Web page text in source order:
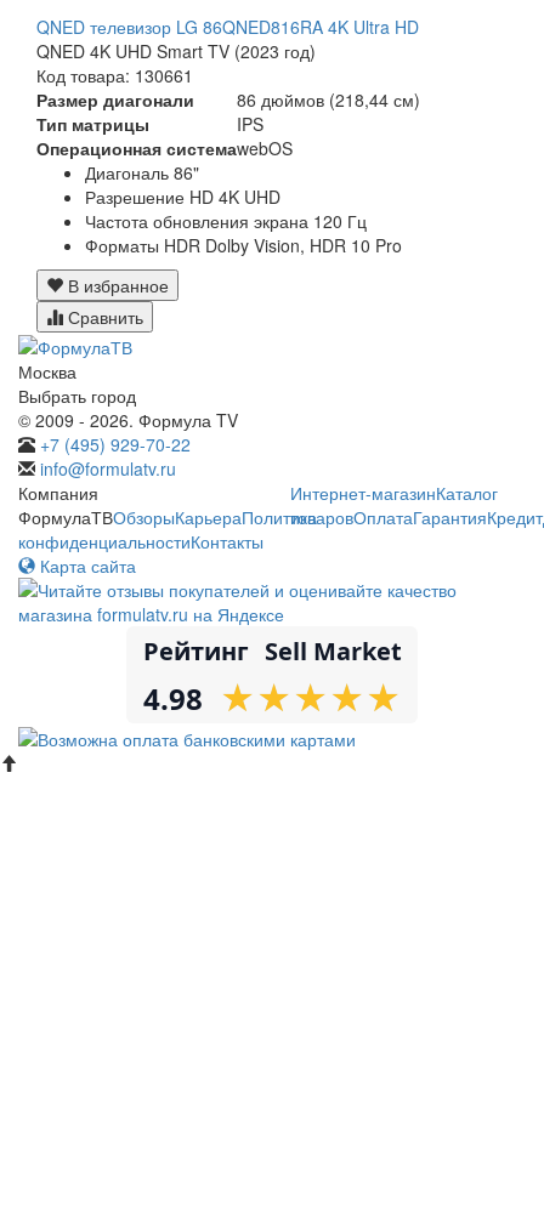
QNED телевизор LG 86QNED816RA 4K Ultra HD
QNED 4K UHD Smart TV (2023 год)
Код товара: 130661
Размер диагонали
86 дюймов (218,44 см)
Тип матрицы
IPS
Операционная системаwebOS
Диагональ 86"
Разрешение HD 4K UHD
Частота обновления экрана 120 Гц
Форматы HDR Dolby Vision, HDR 10 Pro
В избранное
Сравнить
Москва
Выбрать город
© 2009 - 2026. Формула TV
+7 (495) 929-70-22
info@formulatv.ru
Компания
ФормулаТВОбзорыКарьераПолитика
конфиденциальностиКонтакты
Интернет-магазинКаталог
товаровОплатаГарантияКредит
Карта сайта
Рейтинг Sell Market
4.98 ★
★★
★★
★★
★★
★